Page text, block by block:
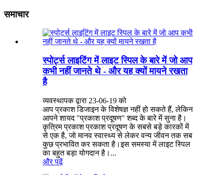
समाचार
स्पोर्ट्स लाइटिंग में लाइट स्पिल के बारे में जो आप
कभी नहीं जानते थे - और यह क्यों मायने रखता
है
व्यवस्थापक द्वारा 23-06-19 को
आप प्रकाश डिजाइन के विशेषज्ञ नहीं हो सकते हैं, लेकिन
आपने शायद "प्रकाश प्रदूषण" शब्द के बारे में सुना है।
कृत्रिम प्रकाश प्रकाश प्रदूषण के सबसे बड़े कारकों में
से एक है, जो मानव स्वास्थ्य से लेकर वन्य जीवन तक सब
कुछ प्रभावित कर सकता है।इस समस्या में लाइट स्पिल
का बहुत बड़ा योगदान है।...
और पढ़ें